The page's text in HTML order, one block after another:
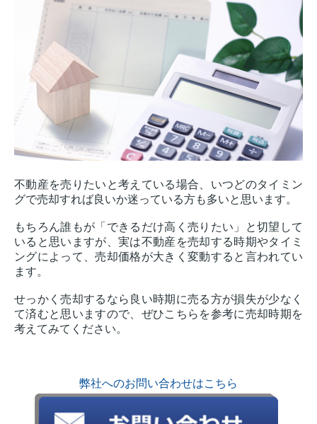
不動産を売りたいと考えている場合、いつどのタイミン
グで売却すれば良いか迷っている方も多いと思います。
もちろん誰もが「できるだけ高く売りたい」と切望して
いると思いますが、実は不動産を売却する時期やタイミ
ングによって、売却価格が大きく変動すると言われてい
ます。
せっかく売却するなら良い時期に売る方が損失が少なく
て済むと思いますので、ぜひこちらを参考に売却時期を
考えてみてください。
弊社へのお問い合わせはこちら